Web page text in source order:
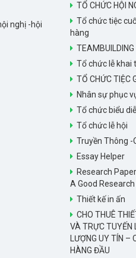
nghị -hội
TỔ CHỨC HỘI
Tổ chức tiệc
hàng
TEAMBUILDING
Tổ chức lễ khai
TỔ CHỨC TIỆC
Nhân sự phục
Tổ chức biểu
Tổ chức lễ hội
Truyền Thông -
Essay Helper
Research
A Good
Thiết kế in ấn
CHO THUÊ
VÀ TRỰC TUYẾN
LƯỢNG UY TÍN –
HÀNG ĐẦU